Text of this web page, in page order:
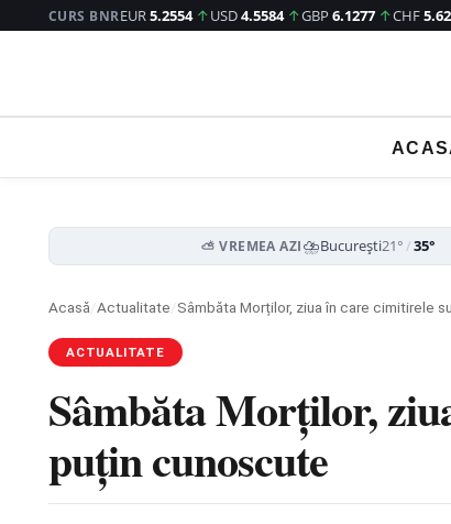
CURS BNR EUR5.2554 ↑USD4.5584 ↑GBP 6.1277 ↑CHF
⛅ VREMEA AZI ⛈️București21°/35°
Acasă/Actualitate/ Sâmbăta Morților, ziua în care cimitirele
ACTUALITATE
Sâmbăta Morților,
puțin cunoscute